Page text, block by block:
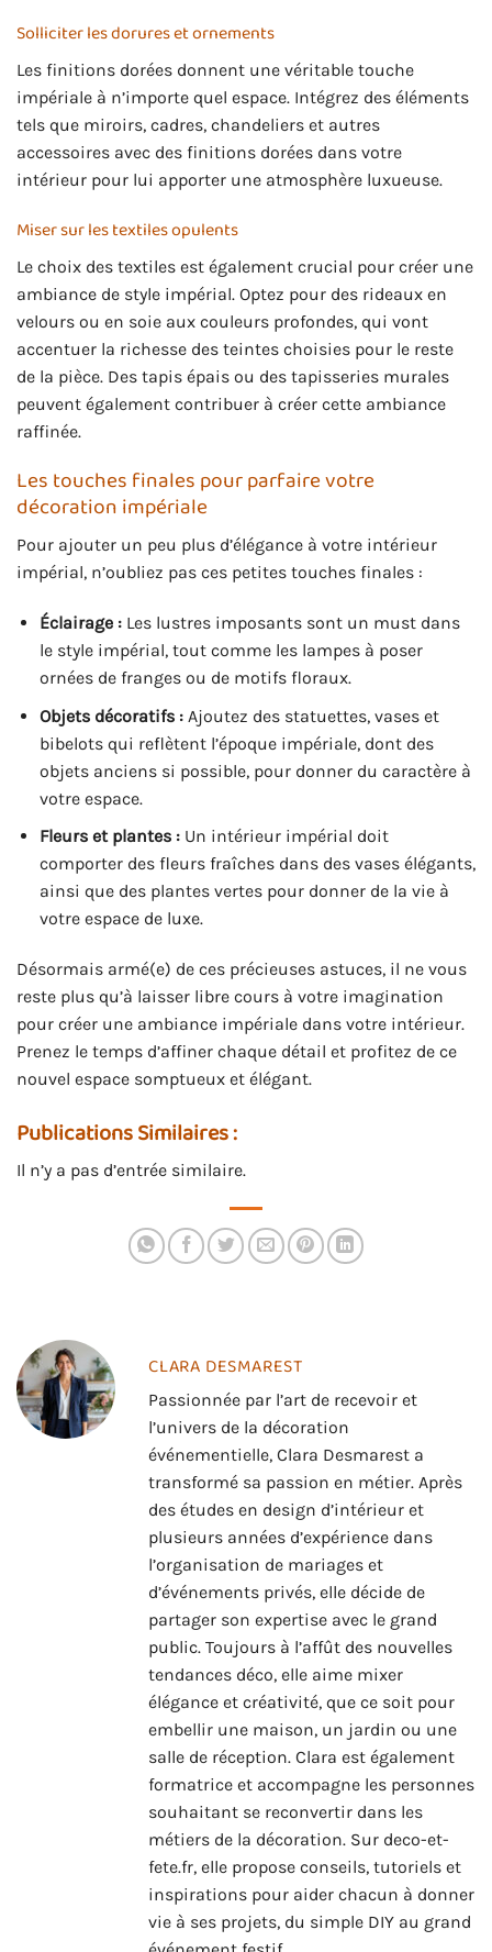
Solliciter les dorures et ornements
Les finitions dorées donnent une véritable touche
impériale à n’importe quel espace. Intégrez des éléments
tels que miroirs, cadres, chandeliers et autres
accessoires avec des finitions dorées dans votre
intérieur pour lui apporter une atmosphère luxueuse.
Miser sur les textiles opulents
Le choix des textiles est également crucial pour créer une
ambiance de style impérial. Optez pour des rideaux en
velours ou en soie aux couleurs profondes, qui vont
accentuer la richesse des teintes choisies pour le reste
de la pièce. Des tapis épais ou des tapisseries murales
peuvent également contribuer à créer cette ambiance
raffinée.
Les touches finales pour parfaire votre
décoration impériale
Pour ajouter un peu plus d’élégance à votre intérieur
impérial, n’oubliez pas ces petites touches finales :
Éclairage :Les lustres imposants sont un must dans
le style impérial, tout comme les lampes à poser
ornées de franges ou de motifs floraux.
Objets décoratifs :Ajoutez des statuettes, vases et
bibelots qui reflètent l’époque impériale, dont des
objets anciens si possible, pour donner du caractère à
votre espace.
Fleurs et plantes :Un intérieur impérial doit
comporter des fleurs fraîches dans des vases élégants,
ainsi que des plantes vertes pour donner de la vie à
votre espace de luxe.
Désormais armé(e) de ces précieuses astuces, il ne vous
reste plus qu’à laisser libre cours à votre imagination
pour créer une ambiance impériale dans votre intérieur.
Prenez le temps d’affiner chaque détail et profitez de ce
nouvel espace somptueux et élégant.
Publications Similaires :
Il n’y a pas d’entrée similaire.
CLARA DESMAREST
Passionnée par l’art de recevoir et
l’univers de la décoration
événementielle, Clara Desmarest a
transformé sa passion en métier. Après
des études en design d’intérieur et
plusieurs années d’expérience dans
l’organisation de mariages et
d’événements privés, elle décide de
partager son expertise avec le grand
public. Toujours à l’affût des nouvelles
tendances déco, elle aime mixer
élégance et créativité, que ce soit pour
embellir une maison, un jardin ou une
salle de réception. Clara est également
formatrice et accompagne les personnes
souhaitant se reconvertir dans les
métiers de la décoration. Sur deco-et-
fete.fr, elle propose conseils, tutoriels et
inspirations pour aider chacun à donner
vie à ses projets, du simple DIY au grand